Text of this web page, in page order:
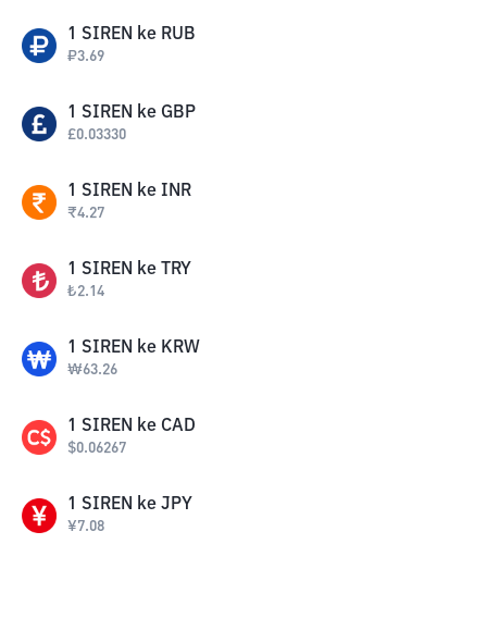
1 SIREN ke RUB
₽3.69
1 SIREN ke GBP
£0.03330
1 SIREN ke INR
₹4.27
1 SIREN ke TRY
₺2.14
1 SIREN ke KRW
₩63.26
1 SIREN ke CAD
$0.06267
1 SIREN ke JPY
¥7.08